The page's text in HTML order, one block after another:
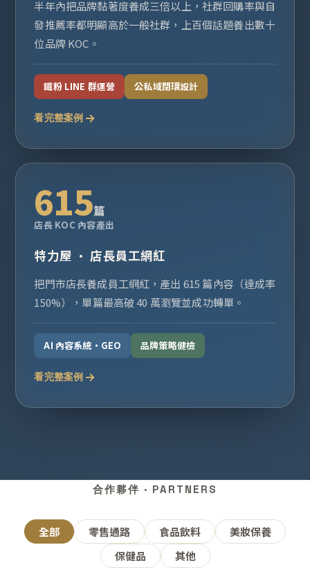
半年內把品牌黏著度養成三倍以上，社群回購率與自
發推薦率都明顯高於一般社群，上百個話題養出數十
位品牌 KOC。
鐵粉 LINE 群運營 公私域閉環設計
看完整案例
615篇
店長 KOC 內容產出
特力屋 · 店長員工網紅
把門市店長養成員工網紅，產出 615 篇內容（達成率
150%），單篇最高破 40 萬瀏覽並成功轉單。
AI 內容系統・GEO 品牌策略健檢
看完整案例
合作夥伴 · PARTNERS
全部 零售通路 食品飲料
美妝保養
保健品
其他